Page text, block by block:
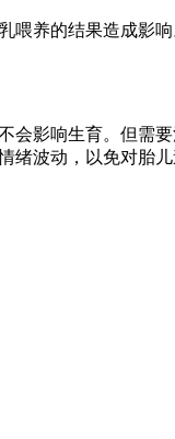
喂养的结果造成影
会影响生育。但需
绪波动，以免对胎